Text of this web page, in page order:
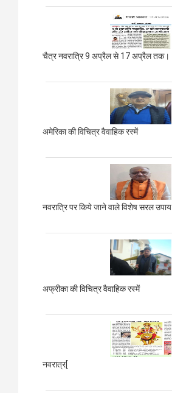
चैत्र नवरात्रि 9 अप्रैल से 17 अप्रैल तक।
अमेरिका की विचित्र वैवाहिक रस्में
नवरात्रि पर किये जाने वाले विशेष सरल उपाय
अफ्रीका की विचित्र वैवाहिक रस्में
नवरात्र[